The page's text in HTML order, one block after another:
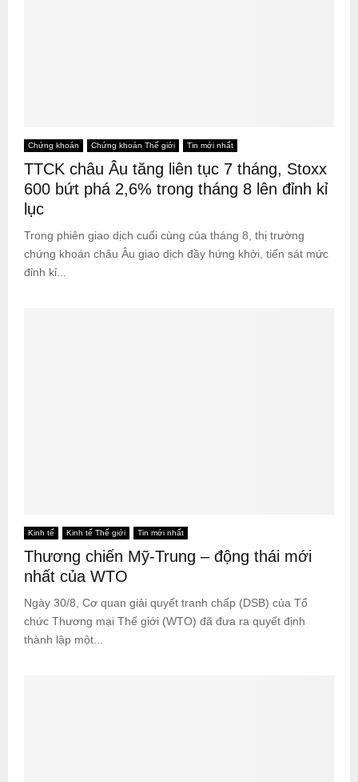
Chứng khoán Chứng khoán Thế giới Tin mới nhất
TTCK châu Âu tăng liên tục 7 tháng, Stoxx
600 bứt phá 2,6% trong tháng 8 lên đỉnh kỉ
lục
Trong phiên giao dịch cuối cùng của tháng 8, thị trường
chứng khoán châu Âu giao dịch đầy hứng khởi, tiến sát mức
đỉnh kỉ...
Kinh tế Kinh tế Thế giới Tin mới nhất
Thương chiến Mỹ-Trung – động thái mới
nhất của WTO
Ngày 30/8, Cơ quan giải quyết tranh chấp (DSB) của Tổ
chức Thương mại Thế giới (WTO) đã đưa ra quyết định
thành lập một...